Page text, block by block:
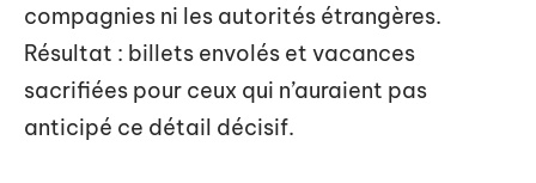
compagnies ni les autorités étrangères.
Résultat : billets envolés et vacances
sacrifiées pour ceux qui n’auraient pas
anticipé ce détail décisif.